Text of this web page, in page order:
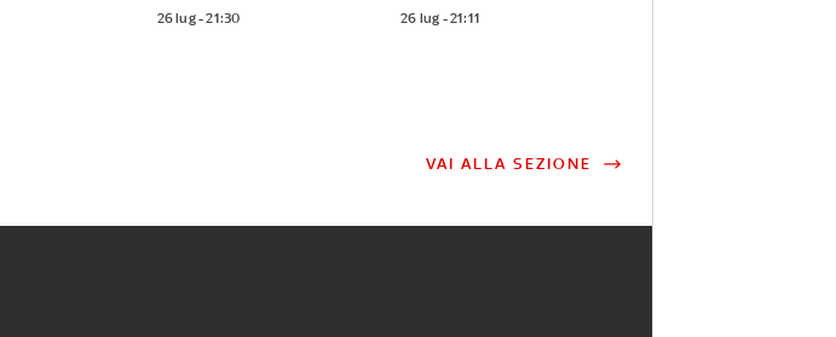
26 lug - 21:30 26 lug - 21:11
VAI ALLA SEZIONE